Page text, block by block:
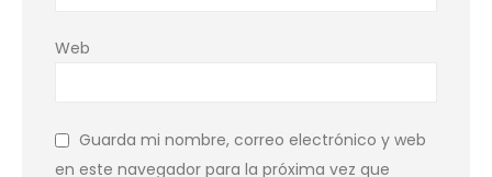
Web
Guarda mi nombre, correo electrónico y web
en este navegador para la próxima vez que